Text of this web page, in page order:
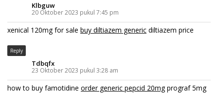
Klbguw
20 Oktober 2023 pukul 7:45 pm
xenical 120mg for sale buy diltiazem generic diltiazem price
Reply
Tdbqfx
23 Oktober 2023 pukul 3:28 am
how to buy famotidine order generic pepcid 20mgprograf 5mg